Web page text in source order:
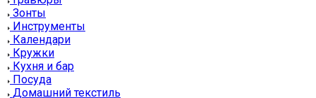
Зонты
Инструменты
Календари
Кружки
Кухня и бар
Посуда
Домашний текстиль